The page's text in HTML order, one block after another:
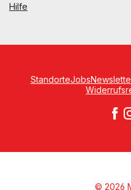
Hilfe
StandorteJobs
© 2026